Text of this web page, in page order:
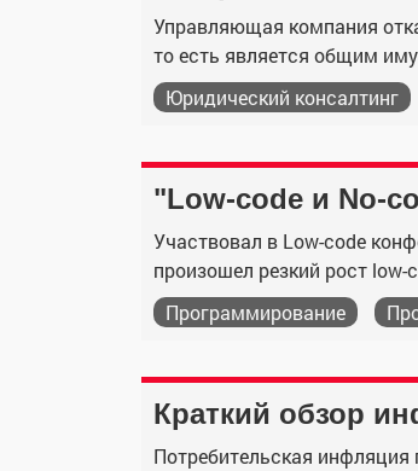
Управляющая компания
то есть является общим
Юридический консалтинг
"Low-code и No-
Участвовал в Low-code
произошел резкий рост
Программирование
Краткий обзор
Потребительская инфляция